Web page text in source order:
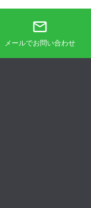
mail_outline
メールでお問い合わせ